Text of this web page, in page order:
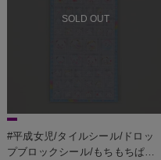
SOLD OUT
#平成女児/タイルシール/ドロッ
プブロックシール/もちもちぱん